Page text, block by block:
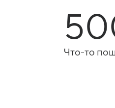
Что-то